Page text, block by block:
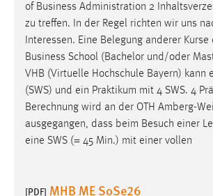
of Business Administration 2
zu treffen. In der Regel richten wir uns
Interessen. Eine Belegung anderer Kurse
Business School (Bachelor und/oder
VHB (Virtuelle Hochschule Bayern) kann
(SWS) und ein Praktikum mit 4 SWS. 4
Berechnung wird an der OTH Amberg-
ausgegangen, dass beim Besuch einer
eine SWS (= 45 Min.) mit einer vollen
[PDF] MHB ME SoSe26